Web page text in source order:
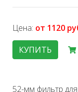
Цена: от 1120
КУПИТЬ
52-мм фильтр